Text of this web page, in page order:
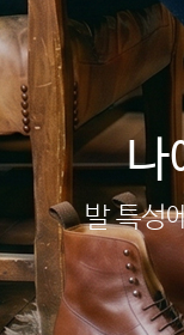
나
발 특성